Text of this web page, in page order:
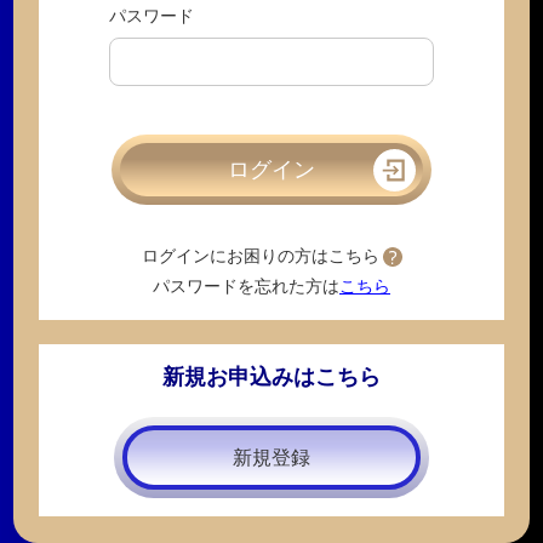
パスワード
ログインにお困りの方はこちら
パスワードを忘れた方はこちら
新規お申込みはこちら
新規登録